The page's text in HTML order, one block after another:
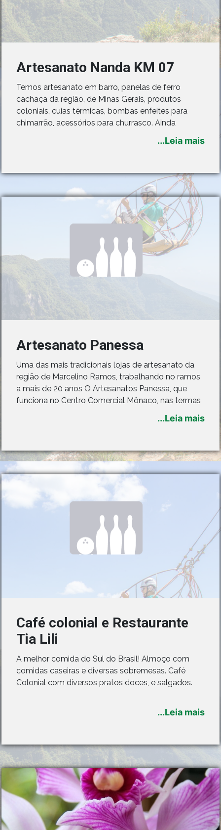
Artesanato Nanda KM 07
Temos artesanato em barro, panelas de ferro
cachaça da região, de Minas Gerais, produtos
coloniais, cuias térmicas, bombas enfeites para
chimarrão, acessórios para churrasco. Ainda
servimos Caldo de Cana e Pastel feito na hora com
...Leia mais
Artesanato Panessa
Uma das mais tradicionais lojas de artesanato da
região de Marcelino Ramos, trabalhando no ramos
a mais de 20 anos O Artesanatos Panessa, que
funciona no Centro Comercial Mônaco, nas termas
de Marcelino Ramos, encanta os turistas pela
variedade e principalmente qualidade dos produtos
...Leia mais
Café colonial e Restaurante
Tia Lili
A melhor comida do Sul do Brasil! Almoço com
comidas caseiras e diversas sobremesas. Café
Colonial com diversos pratos doces, e salgados.
...Leia mais